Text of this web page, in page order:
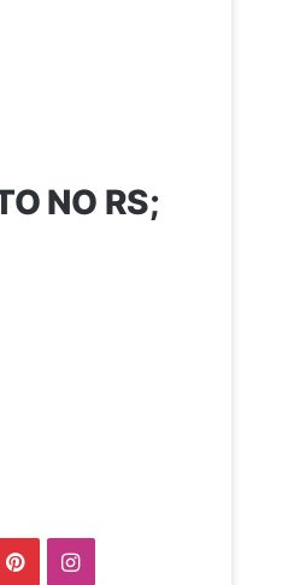
NO RS;
PinterestInstagram